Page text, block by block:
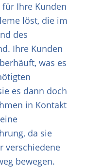
Ihre Kunden
löst, die im
des
Ihre Kunden
was es
es dann doch
in Kontakt
da sie
verschiedene
bewegen.